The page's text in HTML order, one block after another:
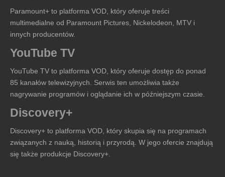
Paramount+ to platforma VOD, który oferuje treści
multimedialne od Paramount Pictures, Nickelodeon, MTV i
innych producentów.
YouTube TV
YouTube TV to platforma VOD, który oferuje dostęp do ponad
85 kanałów telewizyjnych. Serwis ten umożliwia także
nagrywanie programów i oglądanie ich w późniejszym czasie.
Discovery+
Discovery+ to platforma VOD, który skupia się na programach
związanych z nauką, historią i przyrodą. W jego ofercie znajdują
się także produkcje Discovery+.